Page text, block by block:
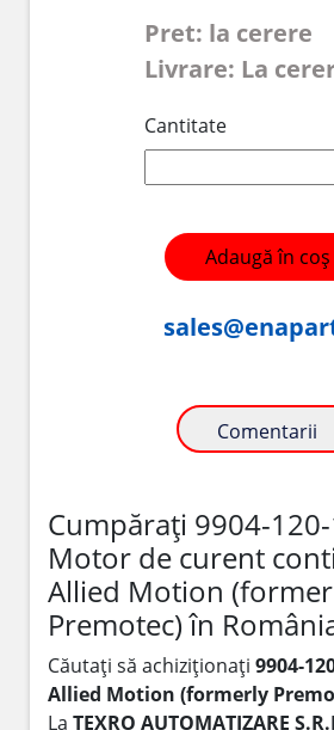
Pret: la cerere
Livrare: La
Cantitate
Adaugă în coș
Comentarii
Cumpărați 9904-
Motor de curent
Allied Motion
Premotec) în
Căutați să achiziționați 9904-
Allied Motion (formerly
La TEXRO AUTOMATIZARE